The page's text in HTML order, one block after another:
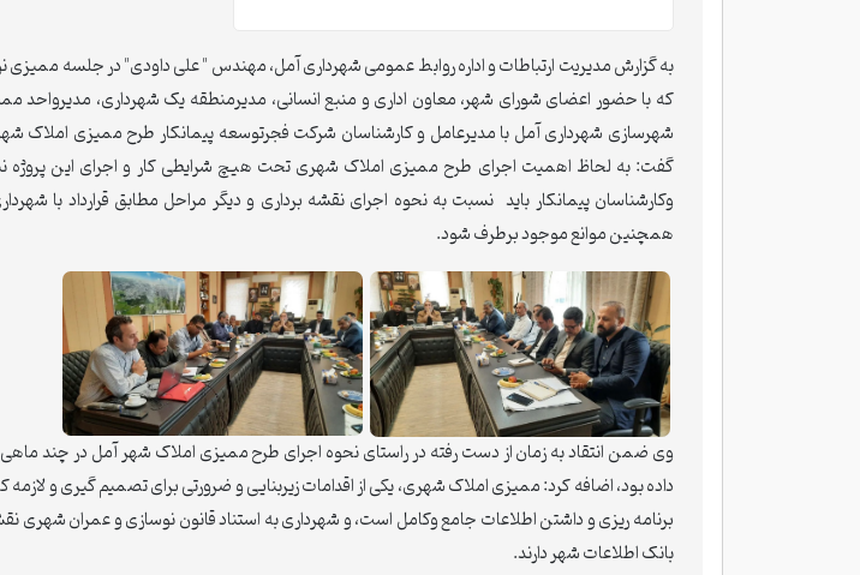
به گزارش مدیریت ارتباطات و اداره روابط عمومی شهرداری آمل، مهندس " علی داودی" در جلسه
که با حضور اعضای شورای شهر، معاون اداری و منبع انسانی، مدیرمنطقه یک شهرداری، مدیرواحد
شهرسازی شهرداری آمل با مدیرعامل و کارشناسان شرکت فجرتوسعه پیمانکار طرح ممیزی املاک
گفت: به لحاظ اهمیت اجرای طرح ممیزی املاک شهری تحت هیچ شرایطی کار و اجرای این پروژه
وکارشناسان پیمانکار باید نسبت به نحوه اجرای نقشه برداری و دیگر مراحل مطابق قرارداد با
همچنین موانع موجود برطرف شود.
وی ضمن انتقاد به زمان از دست رفته در راستای نحوه اجرای طرح ممیزی املاک شهر آمل در چند ماهی
داده بود، اضافه کرد: ممیزی املاک شهری، یکی از اقدامات زیربنایی و ضرورتی برای تصمیم گیری و
برنامه ریزی و داشتن اطلاعات جامع وکامل است، و شهرداری به استناد قانون نوسازی و عمران شهری
بانک اطلاعات شهر دارند.